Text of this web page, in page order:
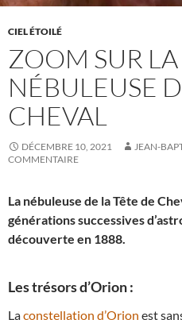
CIEL ÉTOILÉ
ZOOM SUR
NÉBULEUSE
CHEVAL
DÉCEMBRE 10, 2021 JEAN-
COMMENTAIRE
La nébuleuse de la Tête de
générations successives
découverte en 1888.
Les trésors d’Orion :
Laconstellation d’Orion est